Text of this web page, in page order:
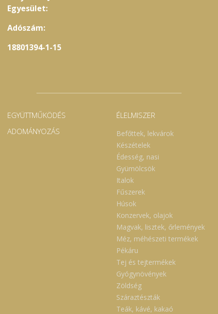
Egyesület:
Adószám:
18801394-1-15
EGYÜTTMŰKÖDÉS
ADOMÁNYOZÁS
ÉLELMISZER
Befőttek, lekvárok
Készételek
Édesség, nasi
Gyümölcsök
Italok
Fűszerek
Húsok
Konzervek, olajok
Magvak, lisztek, őrlemények
Méz, méhészeti termékek
Pékáru
Tej és tejtermékek
Gyógynövények
Zöldség
Száraztészták
Teák, kávé, kakaó